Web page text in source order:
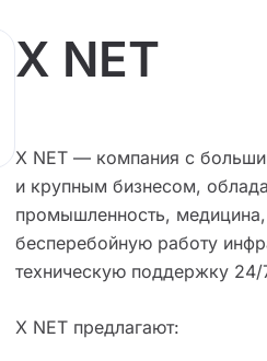
X NET
X NET — компания с
и крупным бизнесом,
промышленность,
бесперебойную работу
техническую поддержку 24/
X NET предлагают: